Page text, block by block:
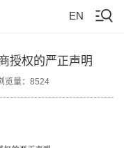
EN
授权的严正声明
览量：8524